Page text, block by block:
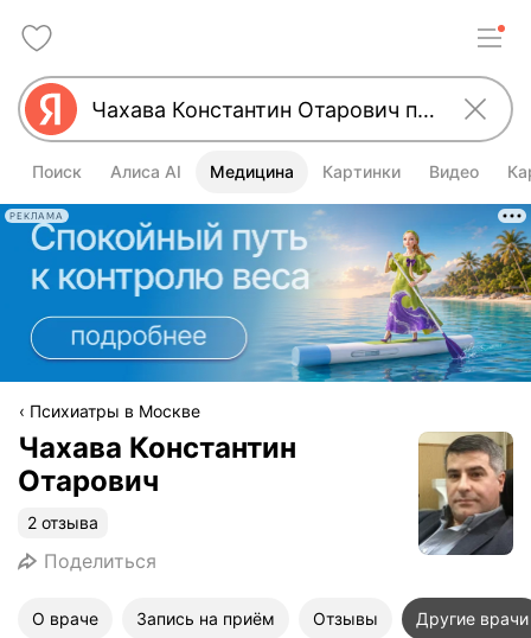
Поиск Алиса AI Медицина Картинки Видео
РЕКЛАМА
Психиатры в Москве
Чахава Константин
Отарович
2 отзыва
Поделиться
О враче Запись на приём Отзывы Другие врачи